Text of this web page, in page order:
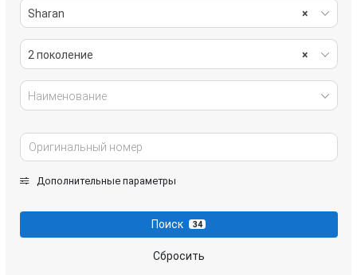
×
Sharan
×
2 поколение
Наименование
Дополнительные параметры
Поиск 34
Сбросить